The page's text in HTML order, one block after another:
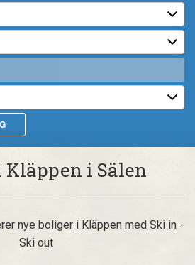
Kläppen i Sälen
nye boliger i Kläppen med Ski in -
Ski out